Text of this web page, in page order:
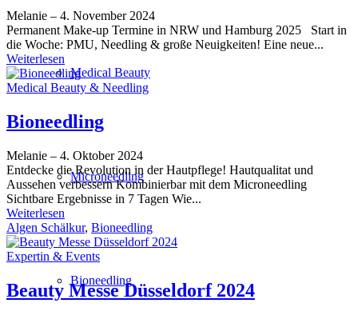
Medical Beauty
Microneedling
Bioneedling
Melanie – 4. November 2024
Permanent Make-up Termine in NRW und Hamburg 2025 Start in
die Woche: PMU, Needling & große Neuigkeiten! Eine neue...
Weiterlesen
Medical Beauty & Needling
Bioneedling
Melanie – 4. Oktober 2024
Entdecke die Revolution in der Hautpflege! Hautqualitat und
Aussehen verbessern Kombinierbar mit dem Microneedling
Sichtbare Ergebnisse in 7 Tagen Wie...
Weiterlesen
Algen Schälkur, Bioneedling
Expertin & Events
Beauty Messe Düsseldorf 2024